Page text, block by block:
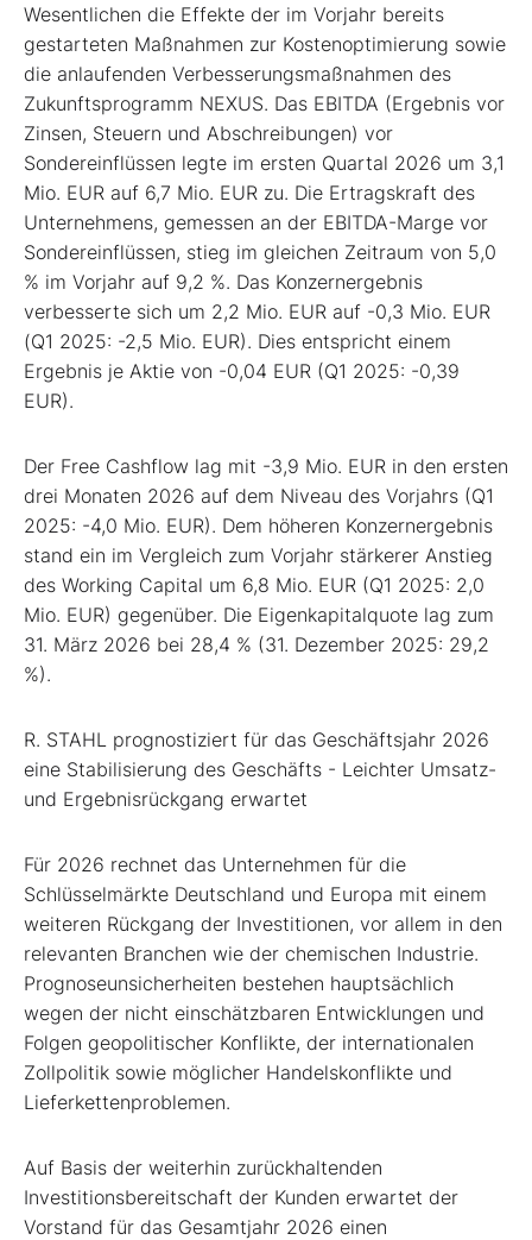
Wesentlichen die Effekte der im Vorjahr bereits
gestarteten Maßnahmen zur Kostenoptimierung sowie
die anlaufenden Verbesserungsmaßnahmen des
Zukunftsprogramm NEXUS. Das EBITDA (Ergebnis vor
Zinsen, Steuern und Abschreibungen) vor
Sondereinflüssen legte im ersten Quartal 2026 um 3,1
Mio. EUR auf 6,7 Mio. EUR zu. Die Ertragskraft des
Unternehmens, gemessen an der EBITDA-Marge vor
Sondereinflüssen, stieg im gleichen Zeitraum von 5,0
% im Vorjahr auf 9,2 %. Das Konzernergebnis
verbesserte sich um 2,2 Mio. EUR auf -0,3 Mio. EUR
(Q1 2025: -2,5 Mio. EUR). Dies entspricht einem
Ergebnis je Aktie von -0,04 EUR (Q1 2025: -0,39
EUR).
Der Free Cashflow lag mit -3,9 Mio. EUR in den ersten
drei Monaten 2026 auf dem Niveau des Vorjahrs (Q1
2025: -4,0 Mio. EUR). Dem höheren Konzernergebnis
stand ein im Vergleich zum Vorjahr stärkerer Anstieg
des Working Capital um 6,8 Mio. EUR (Q1 2025: 2,0
Mio. EUR) gegenüber. Die Eigenkapitalquote lag zum
31. März 2026 bei 28,4 % (31. Dezember 2025: 29,2
%).
R. STAHL prognostiziert für das Geschäftsjahr 2026
eine Stabilisierung des Geschäfts - Leichter Umsatz-
und Ergebnisrückgang erwartet
Für 2026 rechnet das Unternehmen für die
Schlüsselmärkte Deutschland und Europa mit einem
weiteren Rückgang der Investitionen, vor allem in den
relevanten Branchen wie der chemischen Industrie.
Prognoseunsicherheiten bestehen hauptsächlich
wegen der nicht einschätzbaren Entwicklungen und
Folgen geopolitischer Konflikte, der internationalen
Zollpolitik sowie möglicher Handelskonflikte und
Lieferkettenproblemen.
Auf Basis der weiterhin zurückhaltenden
Investitionsbereitschaft der Kunden erwartet der
Vorstand für das Gesamtjahr 2026 einen